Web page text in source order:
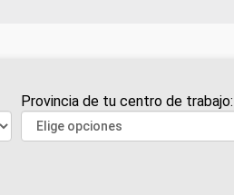
Provincia de tu centro de trabajo: